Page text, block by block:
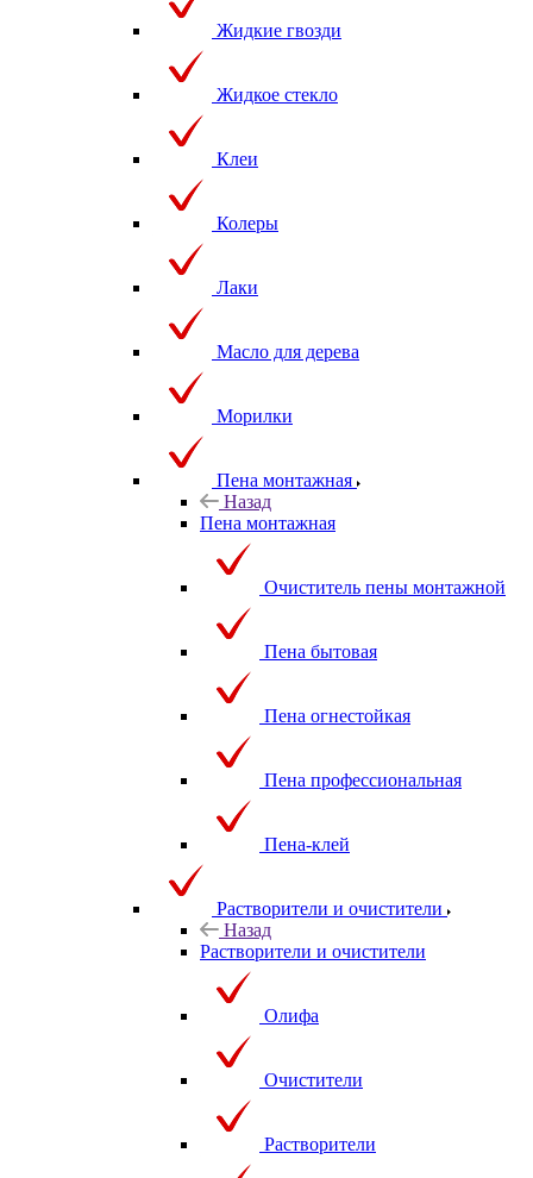
Жидкие гвозди
Жидкое стекло
Клеи
Колеры
Лаки
Масло для дерева
Морилки
Пена монтажная
Назад
Пена монтажная
Очиститель пены монтажной
Пена бытовая
Пена огнестойкая
Пена профессиональная
Пена-клей
Растворители и очистители
Назад
Растворители и очистители
Олифа
Очистители
Растворители